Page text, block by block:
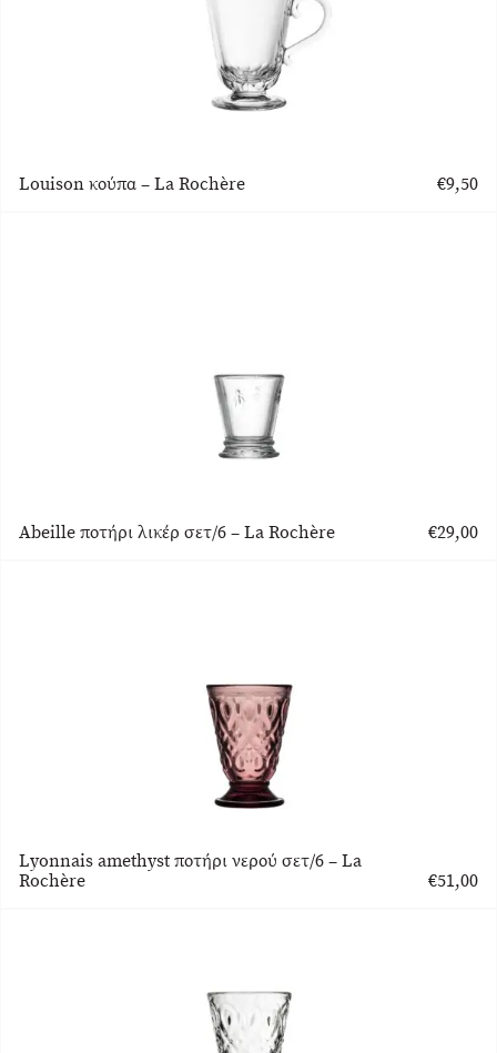
Louison κούπα – La Rochère €9,50
Abeille ποτήρι λικέρ σετ/6 – La Rochère €29,00
Lyonnais amethyst ποτήρι νερού σετ/6 – La
Rochère
€51,00